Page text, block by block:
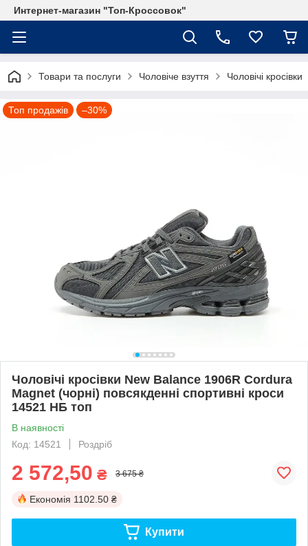
Интернет-магазин "Топ-Кроссовок"
Товари та послуги Чоловіче взуття Чоловічі кросівки
Топ продажів –30%
Чоловічі кросівки New Balance 1906R Cordura
Magnet (чорні) повсякденні спортивні кроси
14521 НБ топ
В наявності
Код: 14521
Роздріб
2 572,50 ₴ 3 675 ₴
Економія 1102.50 ₴
Купити